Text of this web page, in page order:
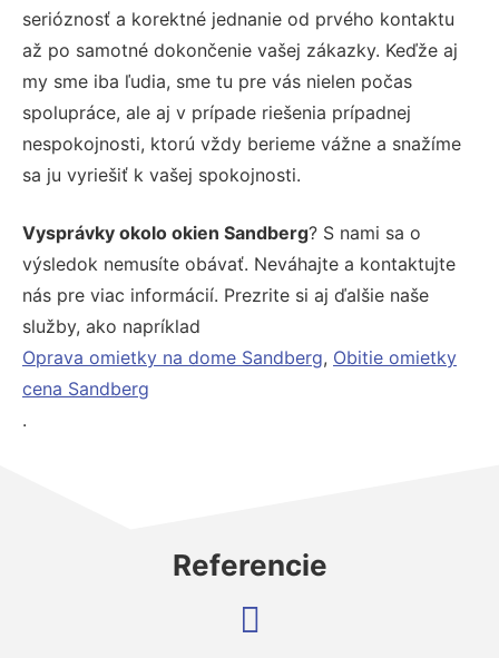
serióznosť a korektné jednanie od prvého kontaktu
až po samotné dokončenie vašej zákazky. Keďže aj
my sme iba ľudia, sme tu pre vás nielen počas
spolupráce, ale aj v prípade riešenia prípadnej
nespokojnosti, ktorú vždy berieme vážne a snažíme
sa ju vyriešiť k vašej spokojnosti.
Vysprávky okolo okien Sandberg? S nami sa o
výsledok nemusíte obávať. Neváhajte a kontaktujte
nás pre viac informácií. Prezrite si aj ďalšie naše
služby, ako napríklad
Oprava omietky na dome Sandberg, Obitie omietky
cena Sandberg
.
Referencie